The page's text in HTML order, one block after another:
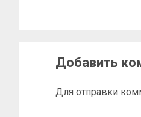
Добавить
Для отправки